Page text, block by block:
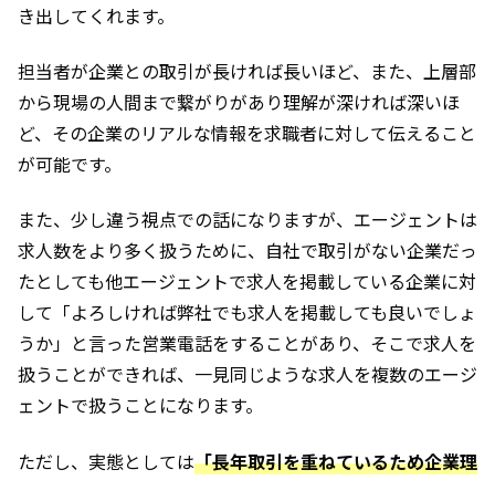
き出してくれます。
担当者が企業との取引が長ければ長いほど、また、上層部
から現場の人間まで繋がりがあり理解が深ければ深いほ
ど、その企業のリアルな情報を求職者に対して伝えること
が可能です。
また、少し違う視点での話になりますが、エージェントは
求人数をより多く扱うために、自社で取引がない企業だっ
たとしても他エージェントで求人を掲載している企業に対
して「よろしければ弊社でも求人を掲載しても良いでしょ
うか」と言った営業電話をすることがあり、そこで求人を
扱うことができれば、一見同じような求人を複数のエージ
ェントで扱うことになります。
ただし、実態としては「長年取引を重ねているため企業理